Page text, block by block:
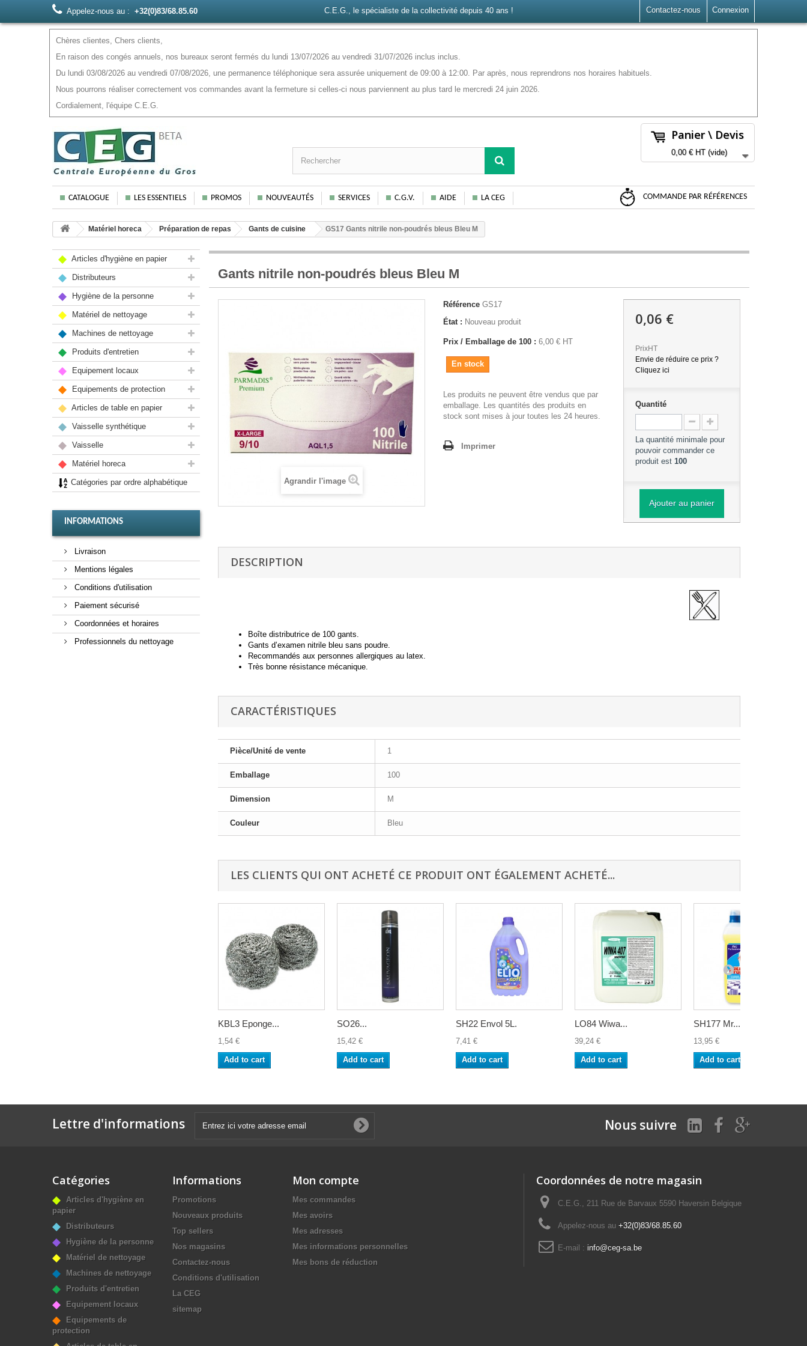
Connexion
Contactez-nous
Appelez-nous au : +32(0)83/68.85.60 C.E.G., le spécialiste de la collectivité depuis 40 ans !
Chères clientes, Chers clients,
En raison des congés annuels, nos bureaux seront fermés du lundi 13/07/2026 au vendredi 31/07/2026 inclus inclus.
Du lundi 03/08/2026 au vendredi 07/08/2026, une permanence téléphonique sera assurée uniquement de 09:00 à 12:00. Par après, nous reprendrons nos horaires habituels.
Nous pourrons réaliser correctement vos commandes avant la fermeture si celles-ci nous parviennent au plus tard le mercredi 24 juin 2026.
Cordialement, l'équipe C.E.G.
Panier \ Devis
0,00 €HT (vide)
CATALOGUE LES ESSENTIELS PROMOS NOUVEAUTÉS SERVICES C.G.V. AIDE LA CEG COMMANDE PAR RÉFÉRENCES
Matériel horeca Préparation de repas Gants de cuisine GS17 Gants nitrile non-poudrés bleus Bleu M
Articles d'hygiène en papier
Distributeurs
Hygiène de la personne
Matériel de nettoyage
Machines de nettoyage
Produits d'entretien
Equipement locaux
Equipements de protection
Articles de table en papier
Vaisselle synthétique
Vaisselle
Matériel horeca
Catégories par ordre alphabétique
INFORMATIONS
Livraison
Mentions légales
Conditions d'utilisation
Paiement sécurisé
Coordonnées et horaires
Professionnels du nettoyage
Gants nitrile non-poudrés bleus Bleu M
Agrandir l'image
Référence GS17
État : Nouveau produit
Prix / Emballage de 100 : 6,00 € HT
En stock
Les produits ne peuvent être vendus que par
emballage. Les quantités des produits en
stock sont mises à jour toutes les 24 heures.
Imprimer
0,06 €
PrixHT
Envie de réduire ce prix ?
Cliquez ici
Quantité
La quantité minimale pour
pouvoir commander ce
produit est 100
Ajouter au panier
DESCRIPTION
Boîte distributrice de 100 gants.
Gants d’examen nitrile bleu sans poudre.
Recommandés aux personnes allergiques au latex.
Très bonne résistance mécanique.
CARACTÉRISTIQUES
Pièce/Unité de vente 1
Emballage 100
Dimension M
Couleur Bleu
LES CLIENTS QUI ONT ACHETÉ CE PRODUIT ONT ÉGALEMENT ACHETÉ...
KBL3 Eponge...
1,54 €
Add to cart
SO26...
15,42 €
Add to cart
SH22 Envol 5L.
7,41 €
Add to cart
LO84 Wiwa...
39,24 €
Add to cart
SH177 Mr...
13,95 €
Add to cart
Lettre d'informations Nous suivre
Catégories
Articles d'hygiène en
papier
Distributeurs
Hygiène de la personne
Matériel de nettoyage
Machines de nettoyage
Produits d'entretien
Equipement locaux
Equipements de
protection
Informations
Promotions
Nouveaux produits
Top sellers
Nos magasins
Contactez-nous
Conditions d'utilisation
La CEG
sitemap
Mon compte
Mes commandes
Mes avoirs
Mes adresses
Mes informations personnelles
Mes bons de réduction
Coordonnées de notre magasin
C.E.G., 211 Rue de Barvaux 5590 Haversin Belgique
Appelez-nous au +32(0)83/68.85.60
E-mail : info@ceg-sa.be